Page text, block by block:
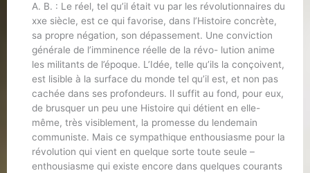
A. B. : Le réel, tel qu’il était vu par les révolutionnaires du
xxe siècle, est ce qui favorise, dans l’Histoire concrète,
sa propre négation, son dépassement. Une conviction
générale de l’imminence réelle de la révo- lution anime
les militants de l’époque. L’Idée, telle qu’ils la conçoivent,
est lisible à la surface du monde tel qu’il est, et non pas
cachée dans ses profondeurs. Il suffit au fond, pour eux,
de brusquer un peu une Histoire qui détient en elle-
même, très visiblement, la promesse du lendemain
communiste. Mais ce sympathique enthousiasme pour la
révolution qui vient en quelque sorte toute seule –
enthousiasme qui existe encore dans quelques courants